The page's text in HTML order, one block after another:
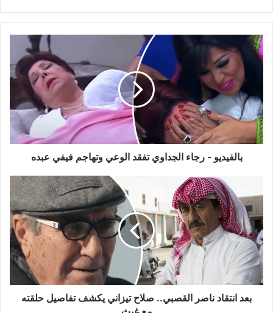
بالفيديو
-
رجاء
الجداوي
الوعي
وتهاجم
فيفي
عبده
بالفيديو - رجاء الجداوي تفقد الوعي وتهاجم فيفي عبده
انتقاد
ناصر
القصبي..
صلاح
تيزاني
يكشف
تفاصيل
حلقته
بعد انتقاد ناصر القصبي.. صلاح تيزاني يكشف تفاصيل حلقته